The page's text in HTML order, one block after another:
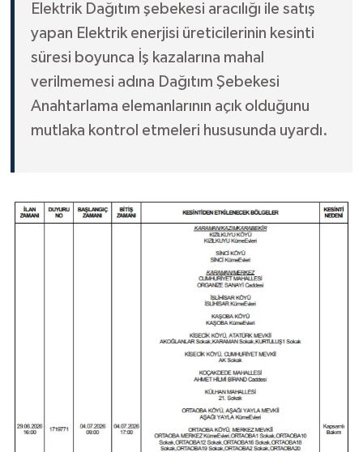
Elektrik Dağıtım şebekesi aracılığı ile satış
yapan Elektrik enerjisi üreticilerinin kesinti
süresi boyunca İş kazalarına mahal
verilmemesi adına Dağıtım Şebekesi
Anahtarlama elemanlarının açık olduğunu
mutlaka kontrol etmeleri hususunda uyardı.